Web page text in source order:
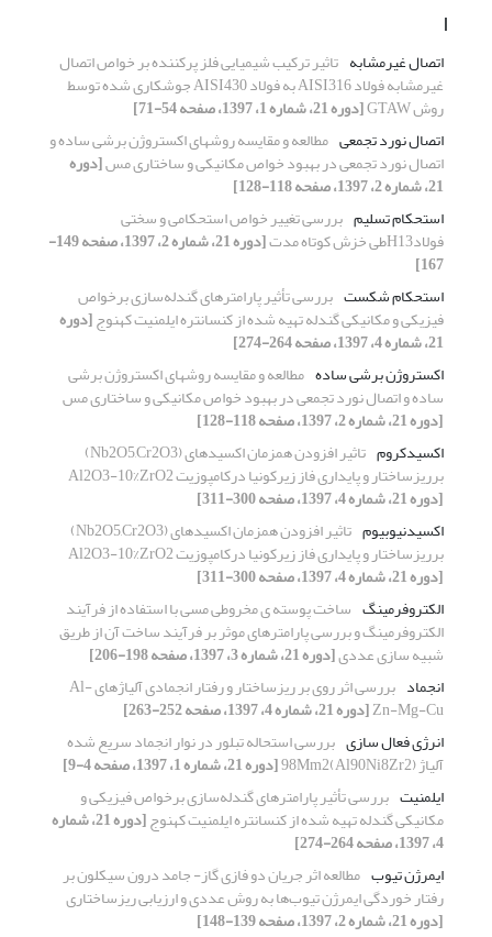
ا
اتصال غیرمشابه تاثیر ترکیب شیمیایی فلز پرکننده بر خواص اتصال
غیرمشابه فولاد AISI316 به فولاد AISI430 جوشکاری شده توسط
روش GTAW
[دوره 21، شماره 1، 1397، صفحه 54-71]
اتصال نورد تجمعی مطالعه و مقایسه روشهای اکستروژن برشی ساده و
اتصال نورد تجمعی در بهبود خواص مکانیکی و ساختاری مس[دوره
21، شماره 2، 1397، صفحه 118-128]
استحکام تسلیم بررسی تغییر خواص استحکامی و سختی
فولادH13طی خزش کوتاه مدت [دوره 21، شماره 2، 1397، صفحه 149-
167]
استحکام شکست بررسی تأثیر پارامترهای گندله‌سازی برخواص
فیزیکی و مکانیکی گندله تهیه شده از کنسانتره ایلمنیت کهنوج[دوره
21، شماره 4، 1397، صفحه 264-274]
اکستروژن برشی ساده مطالعه و مقایسه روشهای اکستروژن برشی
ساده و اتصال نورد تجمعی در بهبود خواص مکانیکی و ساختاری مس
[دوره 21، شماره 2، 1397، صفحه 118-128]
اکسیدکروم
تاثیر افزودن همزمان اکسیدهای (Nb2O5,Cr2O3)
برریزساختار و پایداری فاز زیرکونیا درکامپوزیت Al2O3-10%ZrO2
[دوره 21، شماره 4، 1397، صفحه 300-311]
اکسیدنیوبیوم
تاثیر افزودن همزمان اکسیدهای (Nb2O5,Cr2O3)
برریزساختار و پایداری فاز زیرکونیا درکامپوزیت Al2O3-10%ZrO2
[دوره 21، شماره 4، 1397، صفحه 300-311]
الکتروفرمینگ ساخت پوسته ی مخروطی مسی با استفاده از فرآیند
الکتروفرمینگ و بررسی پارامترهای موثر بر فرآیند ساخت آن از طریق
شبیه سازی عددی[دوره 21، شماره 3، 1397، صفحه 198-206]
انجماد
بررسی اثر روی بر ریزساختار و رفتار انجمادی آلیاژهای Al-
Zn-Mg-Cu[دوره 21، شماره 4، 1397، صفحه 252-263]
انرژی فعال سازی بررسی استحاله تبلور در نوار انجماد سریع شده
آلیاژ (Al90Ni8Zr2)98Mm2
[دوره 21، شماره 1، 1397، صفحه 4-9]
ایلمنیت بررسی تأثیر پارامترهای گندله‌سازی برخواص فیزیکی و
مکانیکی گندله تهیه شده از کنسانتره ایلمنیت کهنوج [دوره 21، شماره
4، 1397، صفحه 264-274]
ایمرژن تیوب مطالعه اثر جریان دو فازی گاز- جامد درون سیکلون بر
رفتار خوردگی ایمرژن تیوب‌ها به روش عددی و ارزیابی ریزساختاری
[دوره 21، شماره 2، 1397، صفحه 139-148]